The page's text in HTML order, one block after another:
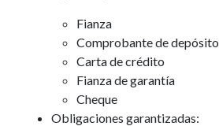
portapapeles
Fianza
Comprobante de depósito
Carta de crédito
Fianza de garantía
Cheque
Obligaciones garantizadas: